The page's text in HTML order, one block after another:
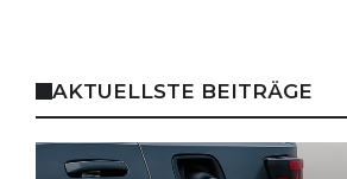
AKTUELLSTE BEITRÄGE